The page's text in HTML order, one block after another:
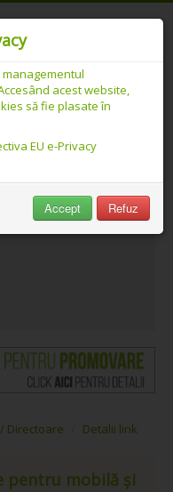
Românesc -
Directoare Detalii link
pentru mobilă și
acest website,
să fie plasate în
EU e-Privacy
Accept Refuz